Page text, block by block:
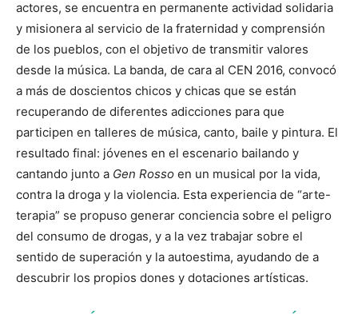
actores, se encuentra en permanente actividad solidaria
y misionera al servicio de la fraternidad y comprensión
de los pueblos, con el objetivo de transmitir valores
desde la música. La banda, de cara al CEN 2016, convocó
a más de doscientos chicos y chicas que se están
recuperando de diferentes adicciones para que
participen en talleres de música, canto, baile y pintura. El
resultado final: jóvenes en el escenario bailando y
cantando junto a Gen Rosso en un musical por la vida,
contra la droga y la violencia. Esta experiencia de “arte-
terapia” se propuso generar conciencia sobre el peligro
del consumo de drogas, y a la vez trabajar sobre el
sentido de superación y la autoestima, ayudando de a
descubrir los propios dones y dotaciones artísticas.